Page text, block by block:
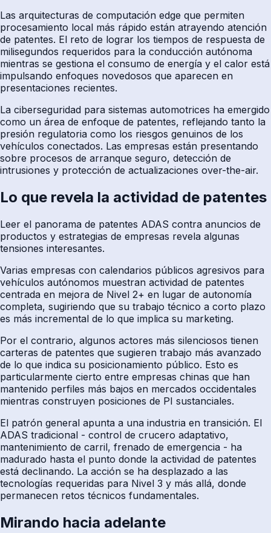
Las arquitecturas de computación edge que permiten
procesamiento local más rápido están atrayendo atención
de patentes. El reto de lograr los tiempos de respuesta de
milisegundos requeridos para la conducción autónoma
mientras se gestiona el consumo de energía y el calor está
impulsando enfoques novedosos que aparecen en
presentaciones recientes.
La ciberseguridad para sistemas automotrices ha emergido
como un área de enfoque de patentes, reflejando tanto la
presión regulatoria como los riesgos genuinos de los
vehículos conectados. Las empresas están presentando
sobre procesos de arranque seguro, detección de
intrusiones y protección de actualizaciones over-the-air.
Lo que revela la actividad de patentes
Leer el panorama de patentes ADAS contra anuncios de
productos y estrategias de empresas revela algunas
tensiones interesantes.
Varias empresas con calendarios públicos agresivos para
vehículos autónomos muestran actividad de patentes
centrada en mejora de Nivel 2+ en lugar de autonomía
completa, sugiriendo que su trabajo técnico a corto plazo
es más incremental de lo que implica su marketing.
Por el contrario, algunos actores más silenciosos tienen
carteras de patentes que sugieren trabajo más avanzado
de lo que indica su posicionamiento público. Esto es
particularmente cierto entre empresas chinas que han
mantenido perfiles más bajos en mercados occidentales
mientras construyen posiciones de PI sustanciales.
El patrón general apunta a una industria en transición. El
ADAS tradicional - control de crucero adaptativo,
mantenimiento de carril, frenado de emergencia - ha
madurado hasta el punto donde la actividad de patentes
está declinando. La acción se ha desplazado a las
tecnologías requeridas para Nivel 3 y más allá, donde
permanecen retos técnicos fundamentales.
Mirando hacia adelante